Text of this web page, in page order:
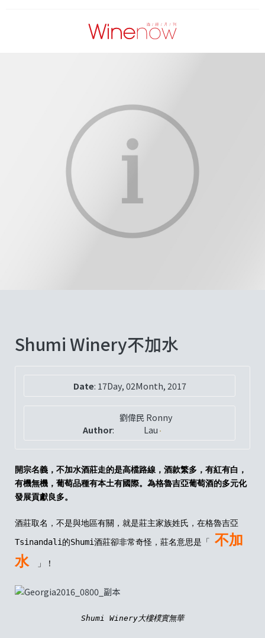
Shumi Winery不加水
Date: 17Day, 02Month, 2017
Author:
劉偉民 Ronny
Lau
開宗名義，不加水酒莊走的是高檔路線，酒款繁多，有紅有白，
有機無機，葡萄品種有本土有國際。為格魯吉亞葡萄酒的多元化
發展貢獻良多。
酒莊取名，不是與地區有關，就是莊主家族姓氏，在格魯吉亞
Tsinandali的Shumi酒莊卻非常奇怪，莊名意思是 「 不加
水
」！
Shumi Winery大樓樸實無華